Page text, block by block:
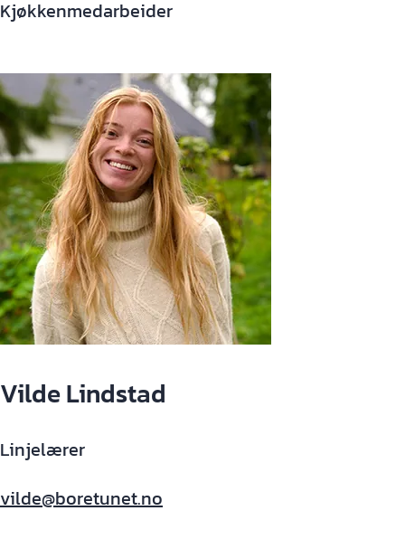
Kjøkkenmedarbeider
Vilde Lindstad
Linjelærer
vilde@boretunet.no